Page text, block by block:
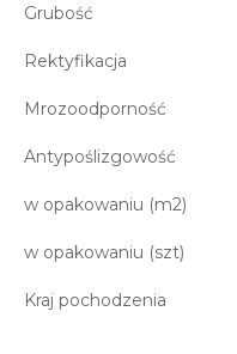
Grubość
Rektyfikacja
Mrozoodporność
Antypoślizgowość
w opakowaniu (m2)
w opakowaniu (szt)
Kraj pochodzenia